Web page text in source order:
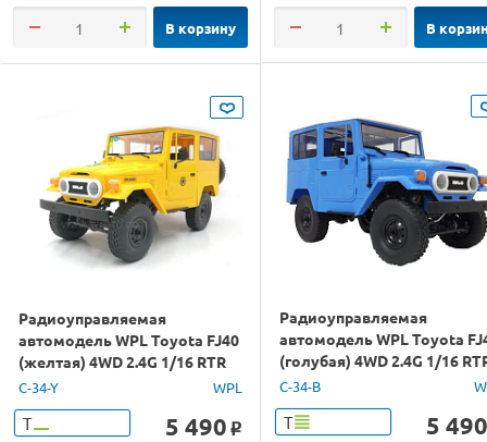
В корзину В
Радиоуправляемая
автомодель WPL Toyota FJ40
(желтая) 4WD 2.4G 1/16 RTR
C-34-Y WPL
Т 5 490 o
Радиоуправляемая
автомодель WPL Toyota
(голубая) 4WD 2.4G 1/16
C-34-B
Т 5 490